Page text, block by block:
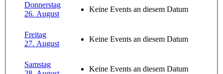
Donnerstag
26. August
Keine Events an diesem Datum
Freitag
27. August
Keine Events an diesem Datum
Samstag
Keine Events an diesem Datum